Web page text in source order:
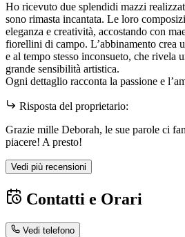
Ho ricevuto due splendidi mazzi
sono rimasta incantata. Le loro
eleganza e creatività, accostando con
fiorellini di campo. L’abbinamento crea
e al tempo stesso inconsueto, che rivela
grande sensibilità artistica.
Ogni dettaglio racconta la passione e
Risposta del proprietario:
Grazie mille Deborah, le sue parole ci
piacere! A presto!
Vedi più recensioni
Contatti e Orari
Vedi telefono